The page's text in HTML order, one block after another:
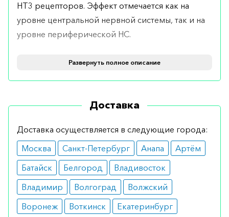
HT3 рецепторов. Эффект отмечается как на
уровне центральной нервной системы, так и на
уровне периферической НС.
Основным показанием является устранение
эффективен после химиотерапии с
любой операции при возникновении у пациента
тошноты и рвоты.
Противопоказания
Препарат оказывает мягкий эффект и
практически не имеет противопоказаний.
Развернуть полное описание
Доставка
Доставка осуществляется в следующие города:
Москва
Санкт-Петербург Анапа
Артём
Батайск
Белгород
Владивосток
Владимир
Волгоград
Волжский
Воронеж
Воткинск
Екатеринбург